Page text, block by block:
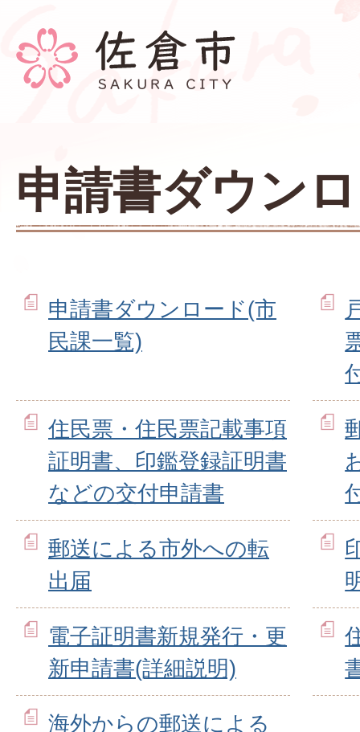
申請書ダウン
申請書ダウンロード(市
民課一覧)
住民票・住民票記載事項
証明書、印鑑登録証明書
などの交付申請書
郵送による市外への転
出届
電子証明書新規発行・更
新申請書(詳細説明)
海外からの郵送による